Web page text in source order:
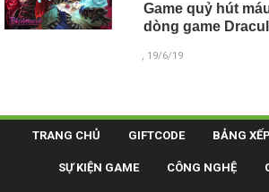
Game quỷ hút
dòng game
, 19/6/19
TRANG CHỦ GIFTCODE BẢNG
SỰ KIỆN GAME CÔNG NGHỆ